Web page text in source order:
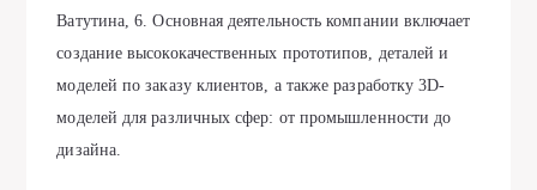
Ватутина, 6. Основная деятельность компании включает
создание высококачественных прототипов, деталей и
моделей по заказу клиентов, а также разработку 3D-
моделей для различных сфер: от промышленности до
дизайна.